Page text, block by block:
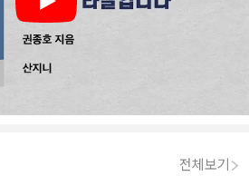
Play
전체보기